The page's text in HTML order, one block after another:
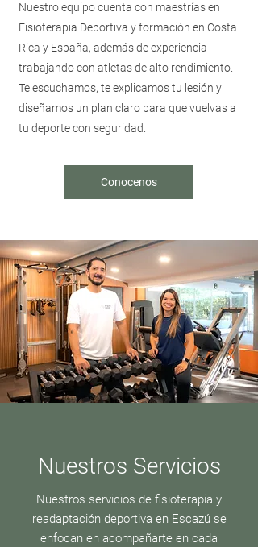
Nuestro equipo cuenta con maestrías en
Fisioterapia Deportiva y formación en Costa
Rica y España, además de experiencia
trabajando con atletas de alto rendimiento.
Te escuchamos, te explicamos tu lesión y
diseñamos un plan claro para que vuelvas a
tu deporte con seguridad.
Conocenos
Nuestros Servicios
Nuestros servicios de fisioterapia y
readaptación deportiva en Escazú se
enfocan en acompañarte en cada